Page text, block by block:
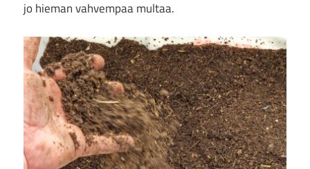
jo hieman vahvempaa multaa.